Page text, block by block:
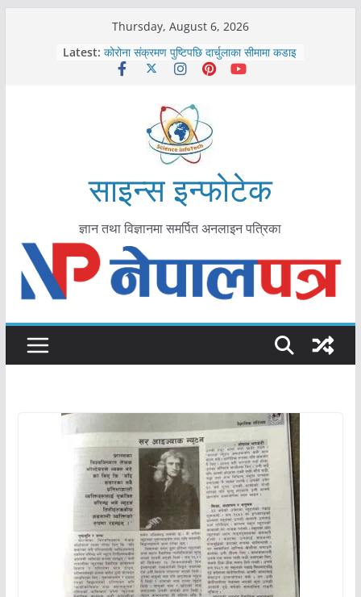
Thursday, August 6, 2026
Latest: कोरोना संक्रमण पुष्टिपछि दार्चुलाका सीमामा कडाइ
विराटनगर महानगरद्वारा पूर्ण खोप सुनिश्चित घोषणा
मकवानपुरमा खोरेत रोग विरुद्धको खोप लगाउन
आयुर्वेद चिकित्सा प्रणालीको भूमिका महत्वपूर्ण छ :
मुख्यमन्त्री शाह
काभ्रेपलाञ्चोकमा आयुर्वेद स्वास्थ्योपचारतर्फ
आकर्षण बढ्दै
साइन्स इन्फोटेक
ज्ञान तथा विज्ञानमा समर्पित अनलाइन पत्रिका